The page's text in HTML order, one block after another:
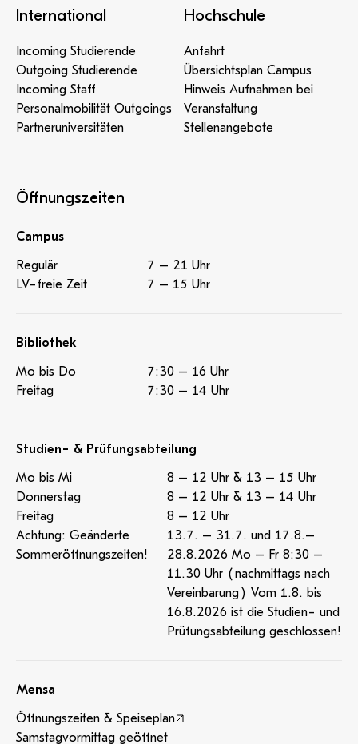
International
Incoming Studierende
Outgoing Studierende
Incoming Staff
Personalmobilität Outgoings
Partneruniversitäten
Hochschule
Anfahrt
Übersichtsplan Campus
Hinweis Aufnahmen bei
Veranstaltung
Stellenangebote
Öffnungszeiten
Campus
Regulär
7 – 21 Uhr
LV-freie Zeit
7 – 15 Uhr
Bibliothek
Mo bis Do
7:30 – 16 Uhr
Freitag
7:30 – 14 Uhr
Studien- & Prüfungsabteilung
Mo bis Mi
8 – 12 Uhr & 13 – 15 Uhr
Donnerstag
8 – 12 Uhr & 13 – 14 Uhr
Freitag
8 – 12 Uhr
Achtung: Geänderte
Sommeröffnungszeiten!
13.7. – 31.7. und 17.8.–
28.8.2026 Mo – Fr 8:30 –
11.30 Uhr (nachmittags nach
Vereinbarung) Vom 1.8. bis
16.8.2026 ist die Studien- und
Prüfungsabteilung geschlossen!
Mensa
Öffnungszeiten & Speiseplan
Samstagvormittag geöffnet